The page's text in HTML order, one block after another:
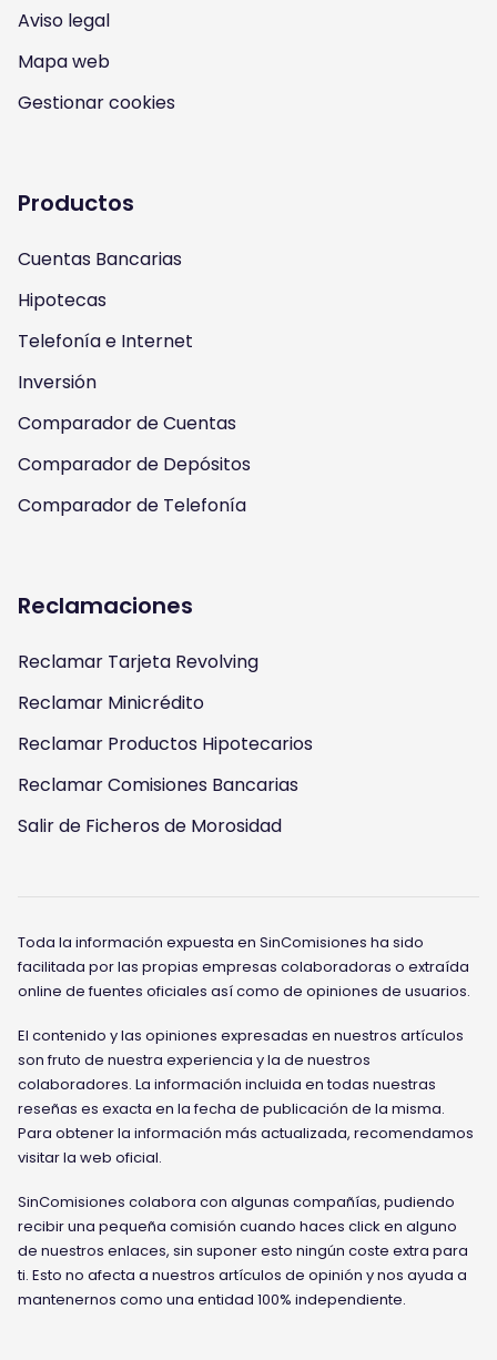
n
s
a
a
m
o
u
u
a
c
b
k
i
t
Aviso legal
Mapa web
Gestionar cookies
Productos
Cuentas Bancarias
Hipotecas
Telefonía e Internet
Inversión
Comparador de Cuentas
Comparador de Depósitos
Comparador de Telefonía
Reclamaciones
Reclamar Tarjeta Revolving
Reclamar Minicrédito
Reclamar Productos Hipotecarios
Reclamar Comisiones Bancarias
Salir de Ficheros de Morosidad
Toda la información expuesta en SinComisiones ha sido
facilitada por las propias empresas colaboradoras o extraída
online de fuentes oficiales así como de opiniones de usuarios.
El contenido y las opiniones expresadas en nuestros artículos
son fruto de nuestra experiencia y la de nuestros
colaboradores. La información incluida en todas nuestras
reseñas es exacta en la fecha de publicación de la misma.
Para obtener la información más actualizada, recomendamos
visitar la web oficial.
SinComisiones colabora con algunas compañías, pudiendo
recibir una pequeña comisión cuando haces click en alguno
de nuestros enlaces, sin suponer esto ningún coste extra para
ti. Esto no afecta a nuestros artículos de opinión y nos ayuda a
mantenernos como una entidad 100% independiente.